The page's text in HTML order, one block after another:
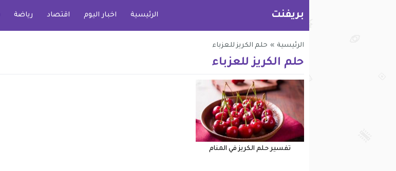
بريفنت الرئيسية اخبار اليوم اقتصاد رياضة
الرئيسية » حلم الكريز للعزباء
حلم الكريز للعزباء
تفسير حلم الكريز في المنام